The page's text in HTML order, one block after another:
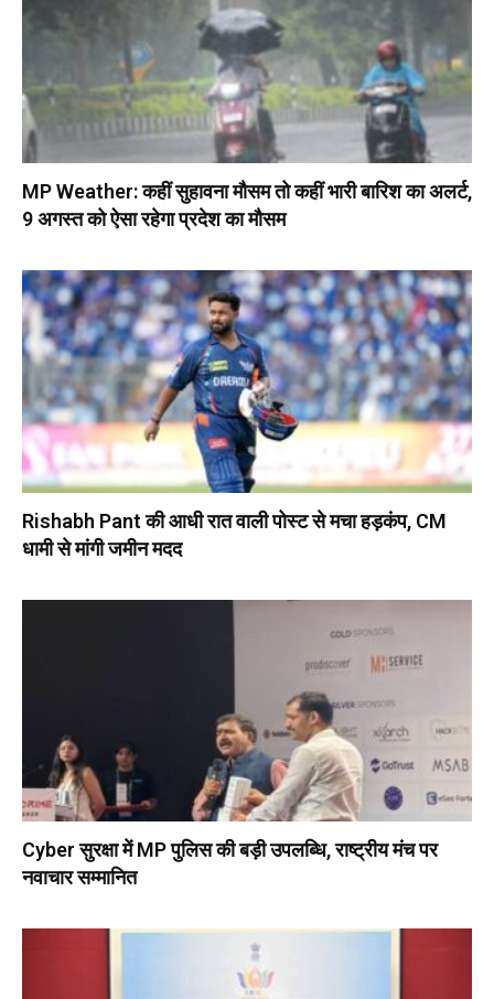
MP Weather: कहीं सुहावना मौसम तो कहीं भारी बारिश का अलर्ट,
9 अगस्त को ऐसा रहेगा प्रदेश का मौसम
Rishabh Pant की आधी रात वाली पोस्ट से मचा हड़कंप, CM
धामी से मांगी जमीन मदद
Cyber सुरक्षा में MP पुलिस की बड़ी उपलब्धि, राष्ट्रीय मंच पर
नवाचार सम्मानित